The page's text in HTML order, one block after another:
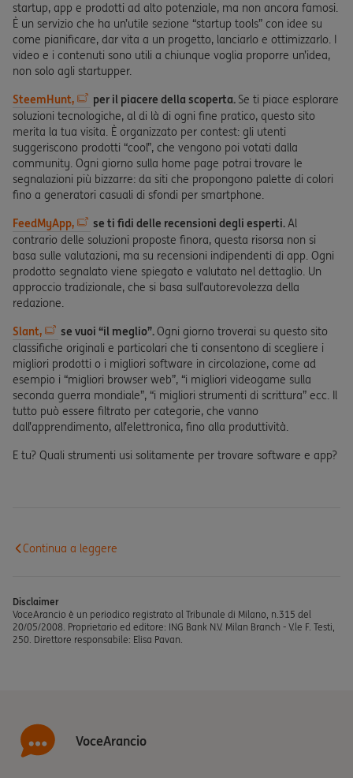
startup, app e prodotti ad alto potenziale, ma non ancora famosi.
È un servizio che ha un’utile sezione “startup tools” con idee su
come pianificare, dar vita a un progetto, lanciarlo e ottimizzarlo. I
video e i contenuti sono utili a chiunque voglia proporre un’idea,
non solo agli startupper.
SteemHunt,
per il piacere della scoperta. Se ti piace esplorare
soluzioni tecnologiche, al di là di ogni fine pratico, questo sito
merita la tua visita. È organizzato per contest: gli utenti
suggeriscono prodotti “cool”, che vengono poi votati dalla
community. Ogni giorno sulla home page potrai trovare le
segnalazioni più bizzarre: da siti che propongono palette di colori
fino a generatori casuali di sfondi per smartphone.
FeedMyApp,
se ti fidi delle recensioni degli esperti.Al
contrario delle soluzioni proposte finora, questa risorsa non si
basa sulle valutazioni, ma su recensioni indipendenti di app. Ogni
prodotto segnalato viene spiegato e valutato nel dettaglio. Un
approccio tradizionale, che si basa sull’autorevolezza della
redazione.
Slant,
se vuoi “il meglio”.Ogni giorno troverai su questo sito
classifiche originali e particolari che ti consentono di scegliere i
migliori prodotti o i migliori software in circolazione, come ad
esempio i “migliori browser web”, “i migliori videogame sulla
seconda guerra mondiale”, “i migliori strumenti di scrittura” ecc. Il
tutto può essere filtrato per categorie, che vanno
dall’apprendimento, all’elettronica, fino alla produttività.
E tu? Quali strumenti usi solitamente per trovare software e app?
Continua a leggere
Disclaimer
VoceArancio è un periodico registrato al Tribunale di Milano, n.315 del
20/05/2008. Proprietario ed editore: ING Bank N.V. Milan Branch - V.le F. Testi,
250. Direttore responsabile: Elisa Pavan.
VoceArancio